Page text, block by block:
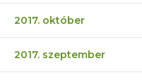
2017. október
2017. szeptember